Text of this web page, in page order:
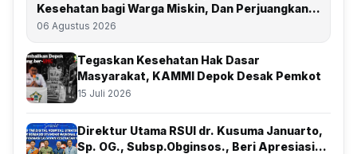
Kesehatan bagi Warga Miskin, Dan Perjuangkan
Depok Kembali Raih Predikat UHC
06 Agustus 2026
Tegaskan Kesehatan Hak Dasar
Masyarakat, KAMMI Depok Desak Pemkot
15 Juli 2026
Direktur Utama RSUI dr. Kusuma Januarto,
Sp. OG., Subsp.Obginsos., Beri Apresiasi